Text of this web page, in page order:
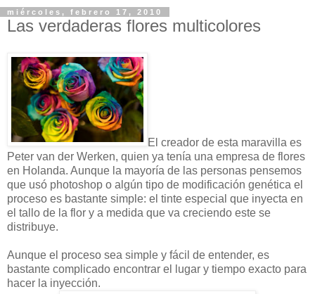
miércoles, febrero 17, 2010
Las verdaderas flores multicolores
El creador de esta maravilla es
Peter van der Werken, quien ya tenía una empresa de flores
en Holanda. Aunque la mayoría de las personas pensemos
que usó photoshop o algún tipo de modificación genética el
proceso es bastante simple: el tinte especial que inyecta en
el tallo de la flor y a medida que va creciendo este se
distribuye.
Aunque el proceso sea simple y fácil de entender, es
bastante complicado encontrar el lugar y tiempo exacto para
hacer la inyección.